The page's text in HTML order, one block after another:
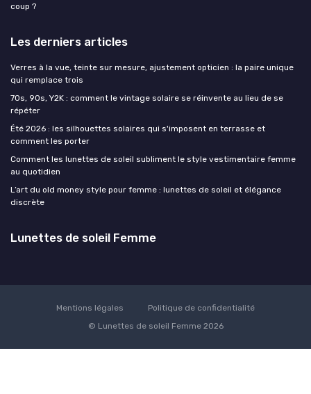
coup ?
Les derniers articles
Verres à la vue, teinte sur mesure, ajustement opticien : la paire unique
qui remplace trois
70s, 90s, Y2K : comment le vintage solaire se réinvente au lieu de se
répéter
Été 2026 : les silhouettes solaires qui s'imposent en terrasse et
comment les porter
Comment les lunettes de soleil subliment le style vestimentaire femme
au quotidien
L’art du old money style pour femme : lunettes de soleil et élégance
discrète
Lunettes de soleil Femme
Mentions légales
Politique de confidentialité
© Lunettes de soleil Femme 2026